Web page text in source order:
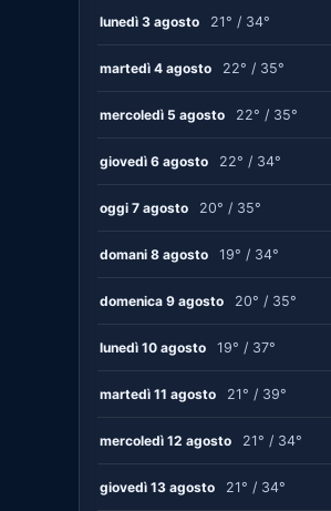
lunedì 3 agosto 21° / 34°
martedì 4 agosto 22° / 35°
mercoledì 5 agosto 22° / 35°
giovedì 6 agosto 22° / 34°
oggi 7 agosto 20° / 35°
domani 8 agosto 19° / 34°
domenica 9 agosto 20° / 35°
lunedì 10 agosto 19° / 37°
martedì 11 agosto 21° / 39°
mercoledì 12 agosto 21° / 34°
giovedì 13 agosto 21° / 34°